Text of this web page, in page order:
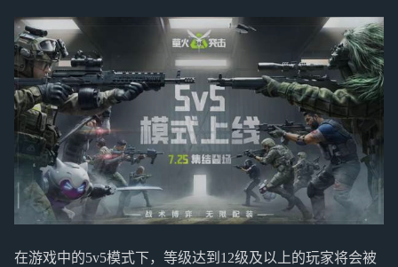
在游戏中的5v5模式下，等级达到12级及以上的玩家将会被